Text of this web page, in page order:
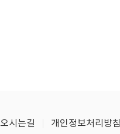
오시는길 개인정보처리방침